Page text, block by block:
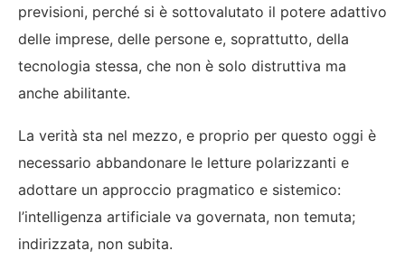
previsioni, perché si è sottovalutato il potere adattivo
delle imprese, delle persone e, soprattutto, della
tecnologia stessa, che non è solo distruttiva ma
anche abilitante.
La verità sta nel mezzo, e proprio per questo oggi è
necessario abbandonare le letture polarizzanti e
adottare un approccio pragmatico e sistemico:
l’intelligenza artificiale va governata, non temuta;
indirizzata, non subita.